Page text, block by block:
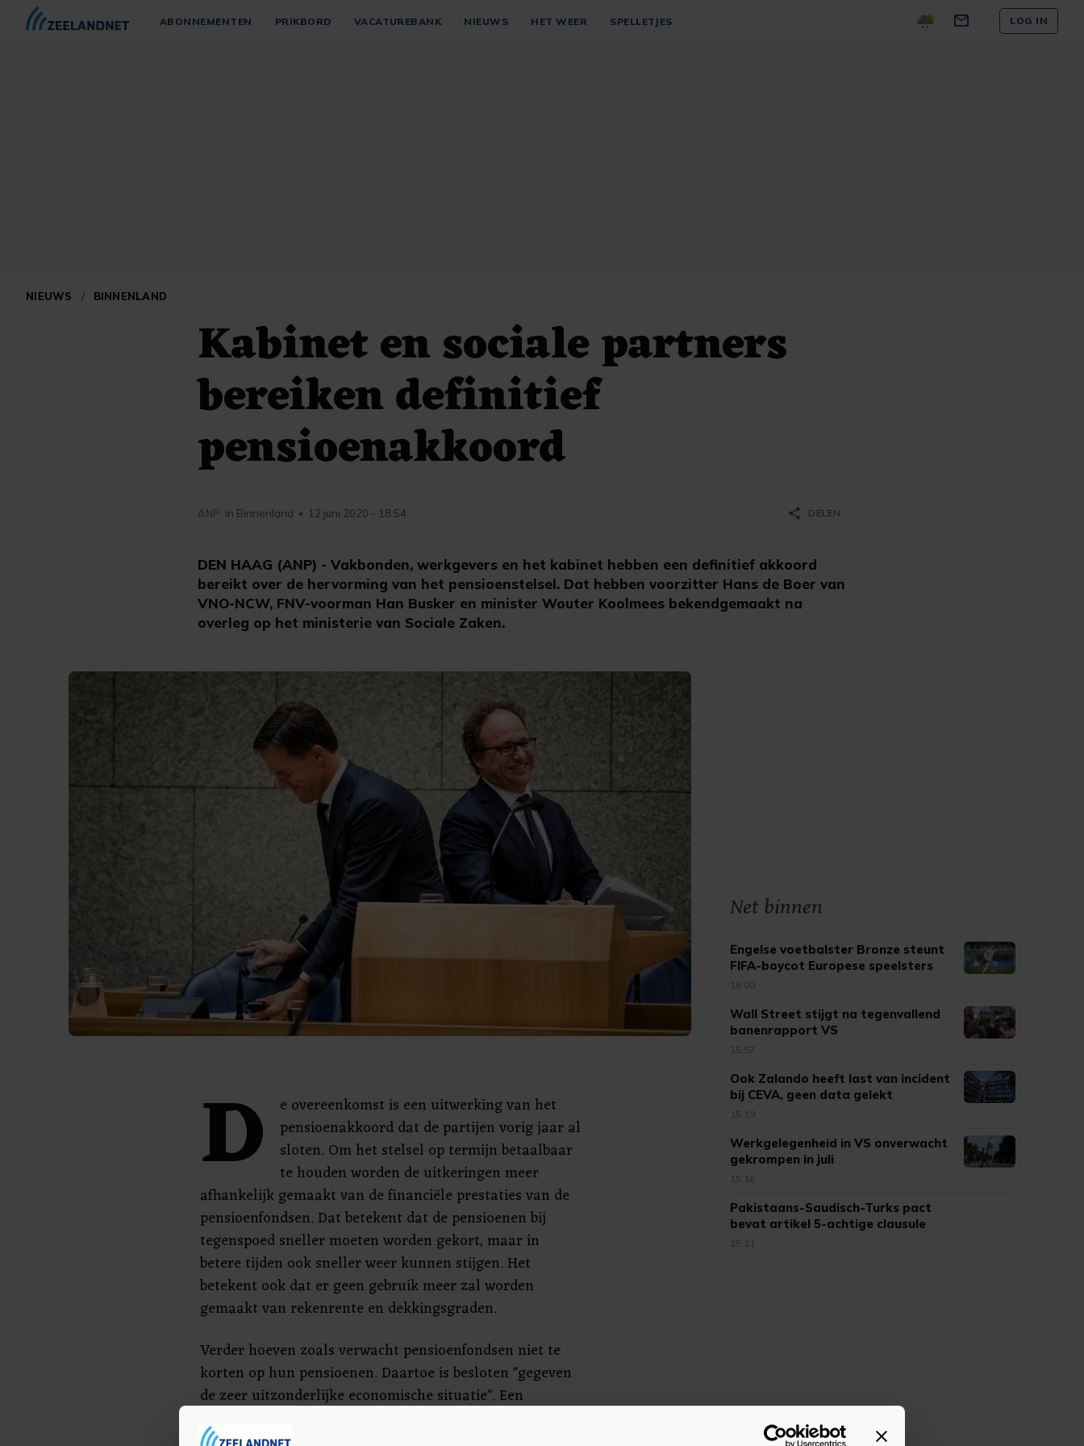
ABONNEMENTEN PRIKBORD VACATUREBANK NIEUWS HET WEER SPELLETJES LOG IN
NIEUWS / BINNENLAND
Kabinet en sociale partners
bereiken definitief
pensioenakkoord
DEN HAAG (ANP) - Vakbonden, werkgevers en het kabinet hebben een definitief akkoord
bereikt over de hervorming van het pensioenstelsel. Dat hebben voorzitter Hans de Boer van
VNO-NCW, FNV-voorman Han Busker en minister Wouter Koolmees bekendgemaakt na
overleg op het ministerie van Sociale Zaken.
ANP in Binnenland • 12 juni 2020 - 18:54 share DELEN
D
e overeenkomst is een uitwerking van het
pensioenakkoord dat de partijen vorig jaar al
sloten. Om het stelsel op termijn betaalbaar
te houden worden de uitkeringen meer
afhankelijk gemaakt van de financiële prestaties van de
pensioenfondsen. Dat betekent dat de pensioenen bij
tegenspoed sneller moeten worden gekort, maar in
betere tijden ook sneller weer kunnen stijgen. Het
betekent ook dat er geen gebruik meer zal worden
gemaakt van rekenrente en dekkingsgraden.
Verder hoeven zoals verwacht pensioenfondsen niet te
korten op hun pensioenen. Daartoe is besloten "gegeven
de zeer uitzonderlijke economische situatie". Een
Net binnen
Engelse voetbalster Bronze steunt
FIFA-boycot Europese speelsters
16:00
Wall Street stijgt na tegenvallend
banenrapport VS
15:57
Ook Zalando heeft last van incident
bij CEVA, geen data gelekt
15:19
Werkgelegenheid in VS onverwacht
gekrompen in juli
15:16
Pakistaans-Saudisch-Turks pact
bevat artikel 5-achtige clausule
15:11